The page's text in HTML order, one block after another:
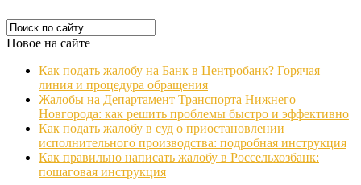
Новое на сайте
Как подать жалобу на Банк в Центробанк? Горячая
линия и процедура обращения
Жалобы на Департамент Транспорта Нижнего
Новгорода: как решить проблемы быстро и эффективно
Как подать жалобу в суд о приостановлении
исполнительного производства: подробная инструкция
Как правильно написать жалобу в Россельхозбанк:
пошаговая инструкция